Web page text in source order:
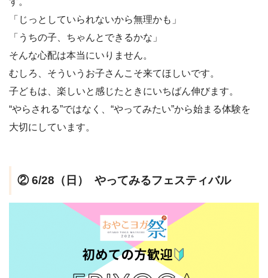
「じっとしていられないから無理かも」
「うちの子、ちゃんとできるかな」
そんな心配は本当にいりません。
むしろ、そういうお子さんこそ来てほしいです。
子どもは、楽しいと感じたときにいちばん伸びます。
“やらされる”ではなく、“やってみたい”から始まる体験を
大切にしています。
② 6/28（日） やってみるフェスティバル